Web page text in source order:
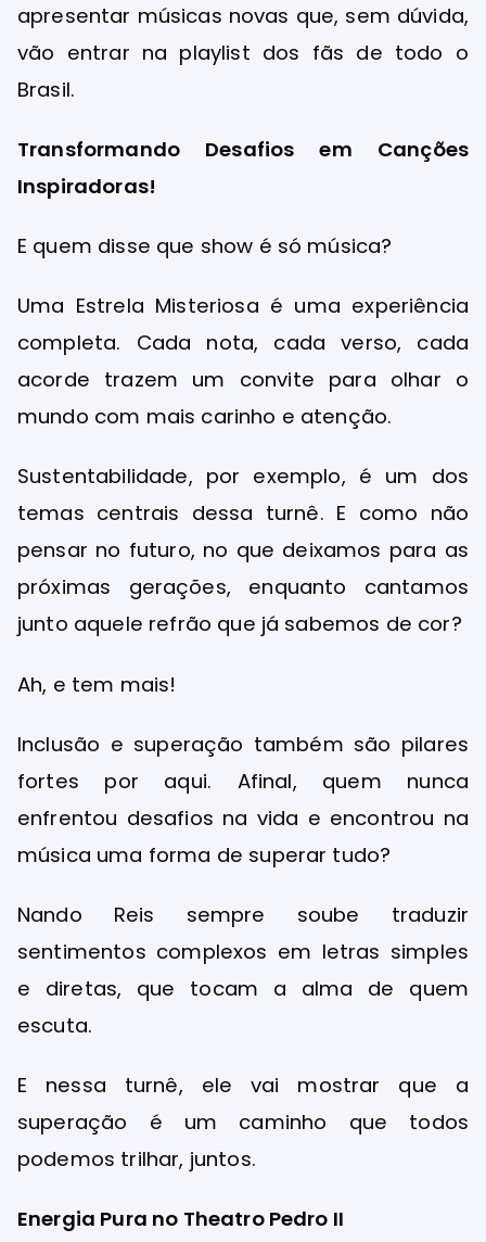
apresentar músicas novas que, sem dúvida,
vão entrar na playlist dos fãs de todo o
Brasil.
Transformando Desafios em Canções
Inspiradoras!
E quem disse que show é só música?
Uma Estrela Misteriosa é uma experiência
completa. Cada nota, cada verso, cada
acorde trazem um convite para olhar o
mundo com mais carinho e atenção.
Sustentabilidade, por exemplo, é um dos
temas centrais dessa turnê. E como não
pensar no futuro, no que deixamos para as
próximas gerações, enquanto cantamos
junto aquele refrão que já sabemos de cor?
Ah, e tem mais!
Inclusão e superação também são pilares
fortes por aqui. Afinal, quem nunca
enfrentou desafios na vida e encontrou na
música uma forma de superar tudo?
Nando Reis sempre soube traduzir
sentimentos complexos em letras simples
e diretas, que tocam a alma de quem
escuta.
E nessa turnê, ele vai mostrar que a
superação é um caminho que todos
podemos trilhar, juntos.
Energia Pura no Theatro Pedro II